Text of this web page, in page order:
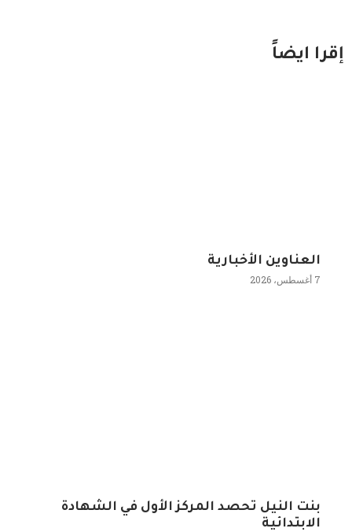
إقرا ايضاً
العناوين الأخبارية
7 أغسطس، 2026
بنت النيل تحصد المركز الأول في الشهادة
الابتدائية